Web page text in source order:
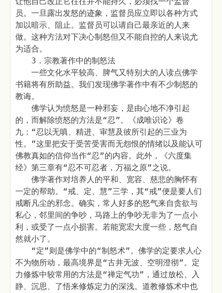
员。一旦露出发怒的迹象，监督员应立即以各种方式
加以暗示、阻止。监督员可以请自己最亲近的人来
做。这种方法对下决心制怒但又不能自控的人来说尤
为适合。
3．宗教著作中的制怒法
一些文化水平较高、脾气又特别大的人读点佛学
书籍将有所助益。我们发现佛学著作中有不少制怒的
教诲。
佛学认为愤怒是一种邪妄，是由心地不净引起
的，而解除愤怒的方法是“忍”。《成唯识论》卷
九：“忍以无嗔、精进、审慧及彼所引起的三业为
性。”这里把安于受苦受害而无怨恨的情绪以及能认可
佛教真如的信仰当作“忍”的内容。此外，《六度集
经》第三章有“忍不可忍者，万福之原”之说。
佛学著作对培养人的平和、宽容、慈悲的胸怀有
一定的帮助。“戒、定、慧”三学，其“戒”便是要人们
戒断凡尘的邪念。确实，常人好多的怒气来自贪欲与
私心，邻里间的争吵，马路上的争吵无非为了一点小
利，或受了一点小损害。若能宽宏大度一些，怒气自
然就小了。
“定”则是佛学中的“制怒术”。佛学的定要求人心
不为物所动，最高境界是“古井无波、空明澄彻”。定
力修炼中较常用的方法是“禅定气功”，通过放松、入
静、沉思、了悟来修炼定力的深浅。道教修炼术中也